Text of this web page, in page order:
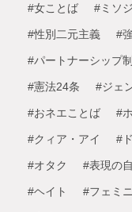
#女ことば #ミソ
#性別二元主義 #
#パートナーシップ
#憲法24条 #ジェ
#おネエことば #
#クィア・アイ #
#オタク #表現の
#ヘイト #フェミ